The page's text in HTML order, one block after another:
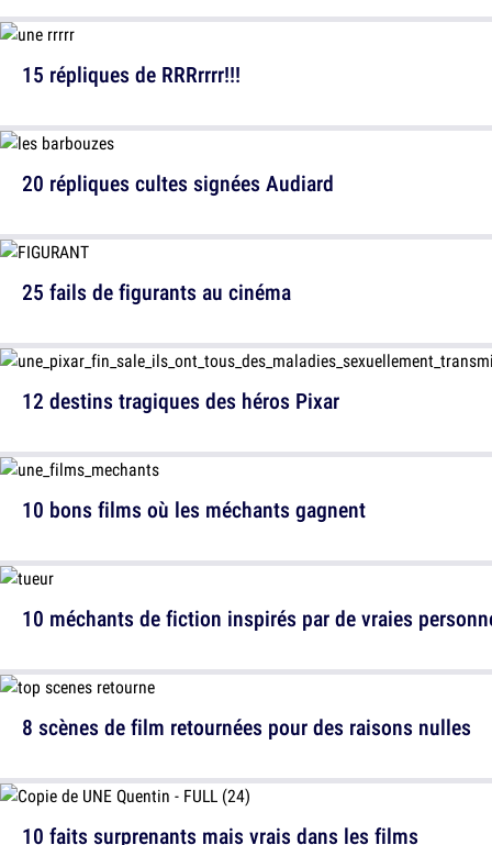
20 répliques cultes signées Audiard
12 destins tragiques des héros Pixar
10 méchants de fiction inspirés par de vraies
10 faits surprenants mais vrais dans les films
15 répliques de RRRrrrr!!!
25 fails de figurants au cinéma
10 bons films où les méchants gagnent
8 scènes de film retournées pour des raisons nulles